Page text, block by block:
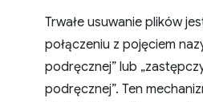
Trwałe usuwanie plików
połączeniu z pojęciem
podręcznej” lub
podręcznej”. Ten